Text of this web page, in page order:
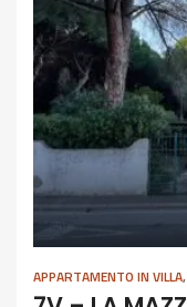
APPARTAMENTO IN VILLA,